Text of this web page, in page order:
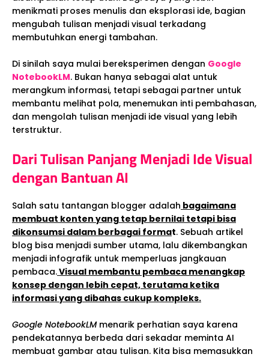
menikmati proses menulis dan eksplorasi ide, bagian
mengubah tulisan menjadi visual terkadang
membutuhkan energi tambahan.
Di sinilah saya mulai bereksperimen dengan Google
NotebookLM. Bukan hanya sebagai alat untuk
merangkum informasi, tetapi sebagai partner untuk
membantu melihat pola, menemukan inti pembahasan,
dan mengolah tulisan menjadi ide visual yang lebih
terstruktur.
Dari Tulisan Panjang Menjadi Ide Visual
dengan Bantuan AI
Salah satu tantangan blogger adalah bagaimana
membuat konten yang tetap bernilai tetapi bisa
dikonsumsi dalam berbagai format. Sebuah artikel
blog bisa menjadi sumber utama, lalu dikembangkan
menjadi infografik untuk memperluas jangkauan
pembaca.Visual membantu pembaca menangkap
konsep dengan lebih cepat, terutama ketika
informasi yang dibahas cukup kompleks.
Google NotebookLMmenarik perhatian saya karena
pendekatannya berbeda dari sekadar meminta AI
membuat gambar atau tulisan. Kita bisa memasukkan